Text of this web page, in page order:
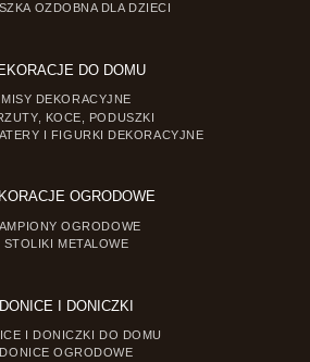
OZDOBNA DLA DZIECI
DO DOMU
MISY DEKORACYJNE
KOCE, PODUSZKI
I FIGURKI DEKORACYJNE
OGRODOWE
OGRODOWE
STOLIKI METALOWE
DONICE I DONICZKI
I DONICZKI DO DOMU
DONICE OGRODOWE